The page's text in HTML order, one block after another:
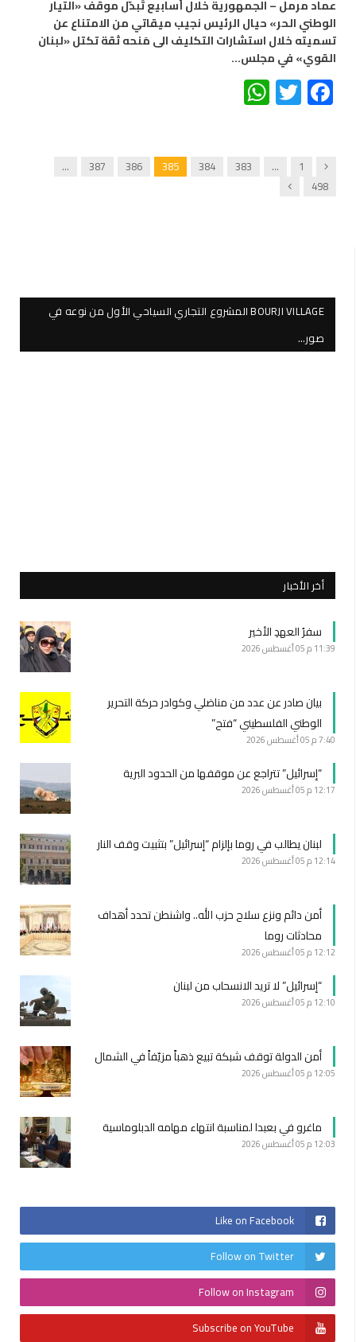
عماد مرمل – الجمهورية خلال أسابيع تَبدّل موقف «التيار
الوطني الحر» حيال الرئيس نجيب ميقاتي من الامتناع عن
تسميته خلال استشارات التكليف الى مَنحه ثقة تكتل «لبنان
القوي» في مجلس…
Facebook
Twitter
Previous
1
…
383
384
385
386
387
…
498
Next
BOURJI VILLAGE المشروع التجاري السياحي الأول من نوعه في
صور…
أخر الأخبار
سفرُ العهدِ الأخير
11:39 م 05 أغسطس 2026
بيان صادر عن عدد من مناضلي وكوادر حركة التحرير
الوطني الفلسطيني “فتح”
7:40 م 05 أغسطس 2026
“إسرائيل” تتراجع عن موقفها من الحدود البرية
12:17 م 05 أغسطس 2026
لبنان يطالب في روما بإلزام “إسرائيل” بتثبيت وقف النار
12:14 م 05 أغسطس 2026
أمن دائم ونزع سلاح حزب الله.. واشنطن تحدد أهداف
محادثات روما
12:12 م 05 أغسطس 2026
“إسرائيل” لا تريد الانسحاب من لبنان
12:10 م 05 أغسطس 2026
أمن الدولة توقف شبكة تبيع ذهباً مزيّفاً في الشمال
12:05 م 05 أغسطس 2026
ماغرو في بعبدا لمناسبة انتهاء مهامه الدبلوماسية
12:03 م 05 أغسطس 2026
Like on Facebook
Follow on Twitter
Follow on Instagram
Subscribe on YouTube